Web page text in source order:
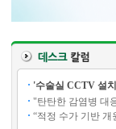
'수술실 CCTV 설
"탄탄한 감염병 대
“적정 수가 기반 개